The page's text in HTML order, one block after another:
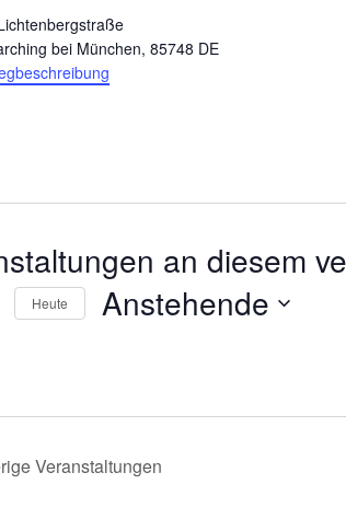
bei München, 85748 DE
an diesem
Heute Anstehende
Veranstaltungen